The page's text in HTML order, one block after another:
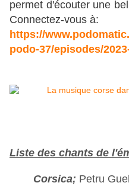
permet d'écouter une
Connectez-vous à:
https://
podo-37/episodes/
Liste des chants de
Corsica; Petru